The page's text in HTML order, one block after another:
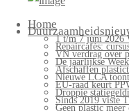
again
Primary
Menu Home
1 t/m 7 juni 2026
Repaircafés:
VN verdrag over
De jaarlijkse
Afschaffen
Nieuwe LCA
EU-raad keurt
Droppie
Sinds 2019 viste
Geen plastic